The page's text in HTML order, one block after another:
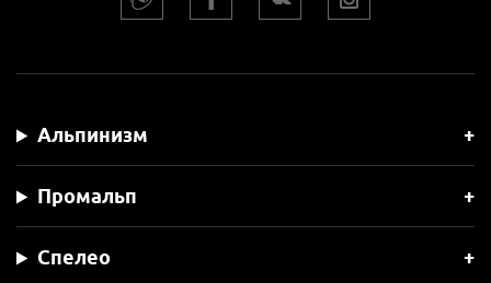
Альпинизм
Промальп
Спелео